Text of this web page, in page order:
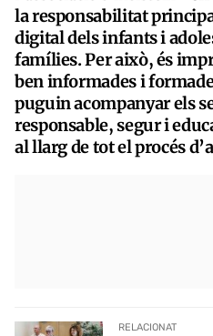
la responsabilitat
digital dels infants i
famílies. Per això, és
ben informades i
puguin acompanyar els
responsable, segur i
al llarg de tot el procés
RELACIONAT